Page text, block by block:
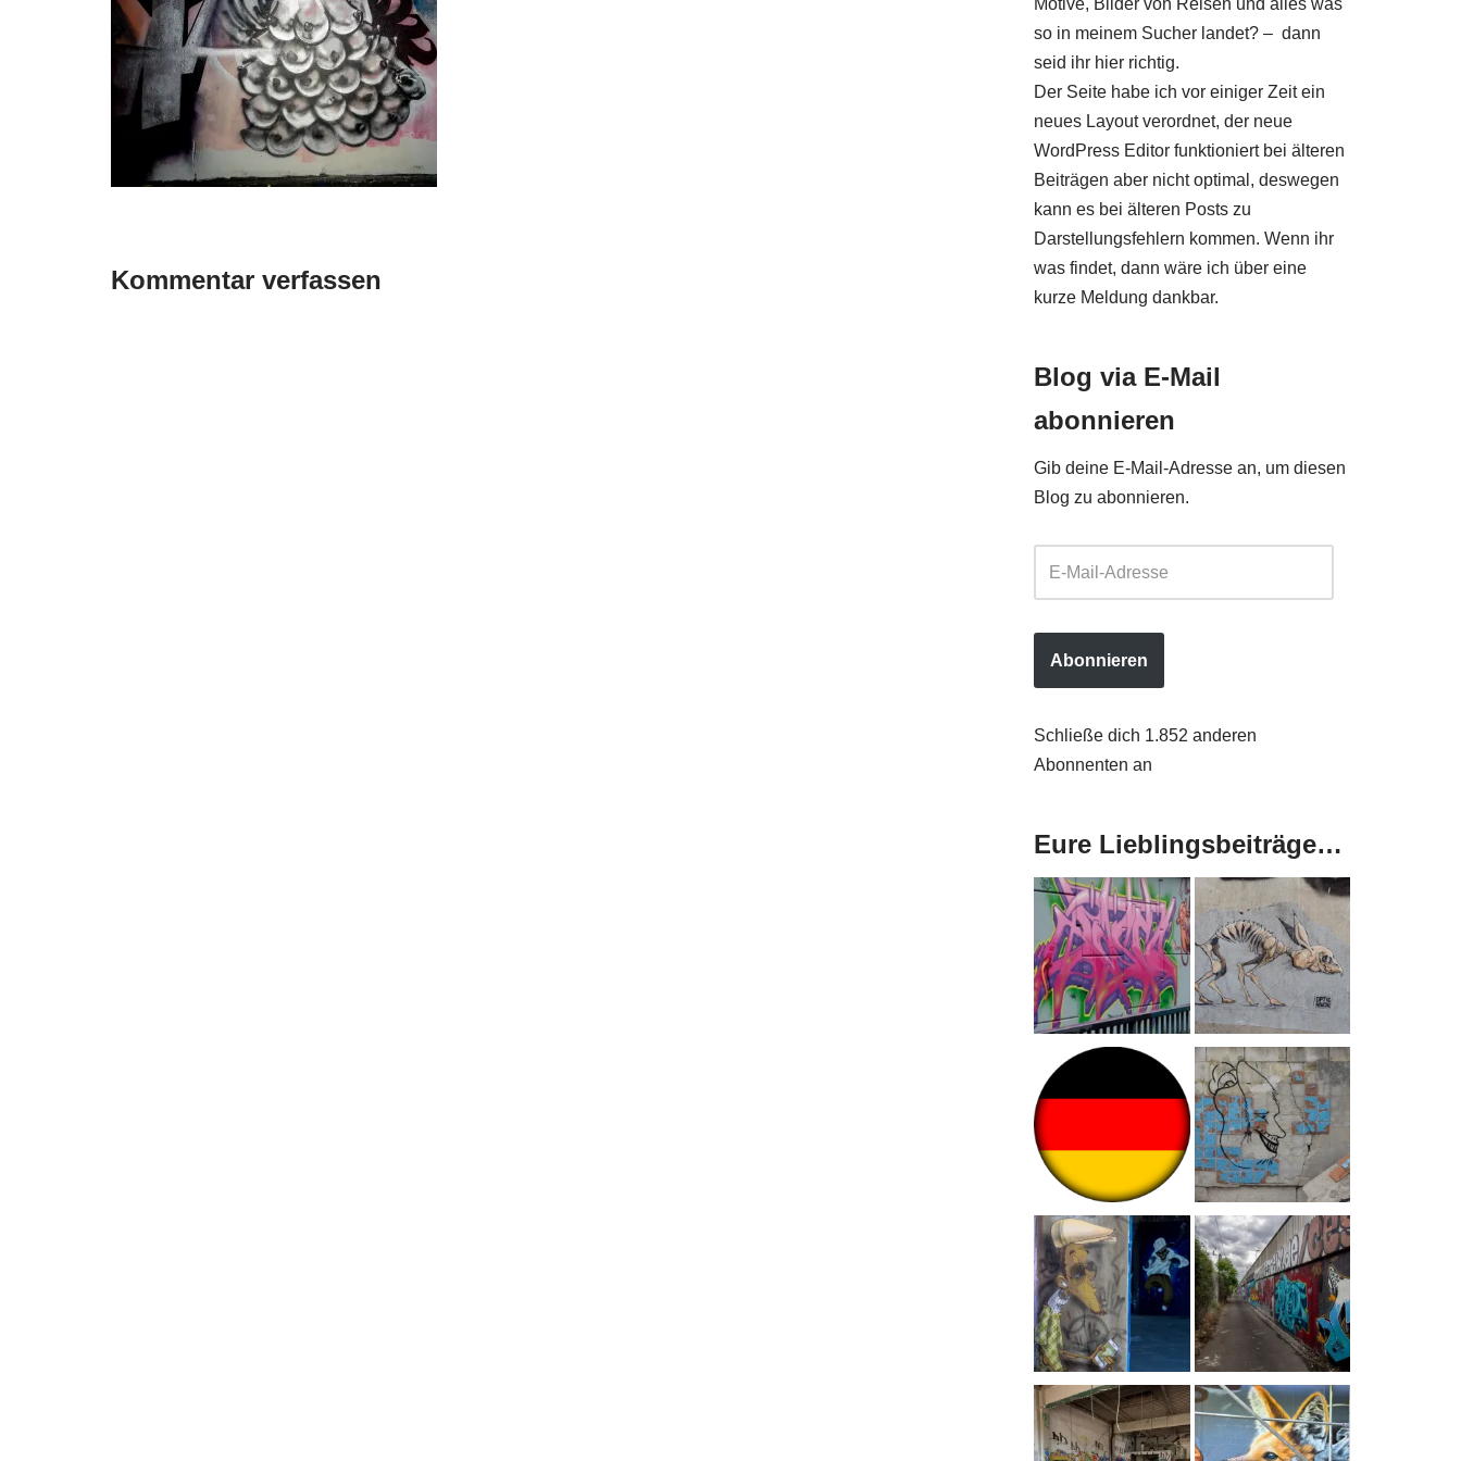
Kommentar verfassen
Motive, Bilder von Reisen und alles was
so in meinem Sucher landet? – dann
seid ihr hier richtig.
Der Seite habe ich vor einiger Zeit ein
neues Layout verordnet, der neue
WordPress Editor funktioniert bei älteren
Beiträgen aber nicht optimal, deswegen
kann es bei älteren Posts zu
Darstellungsfehlern kommen. Wenn ihr
was findet, dann wäre ich über eine
kurze Meldung dankbar.
Blog via E-Mail
abonnieren
Gib deine E-Mail-Adresse an, um diesen
Blog zu abonnieren.
Abonnieren
Schließe dich 1.852 anderen
Abonnenten an
Eure Lieblingsbeiträge…